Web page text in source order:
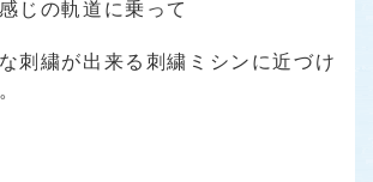
じの軌道に乗って
刺繍が出来る刺繍ミシンに近づけ